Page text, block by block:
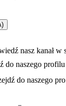
- otwiera się w nowej
nasz kanał w
nowej karcie
do naszego
- otwiera się w nowej
do naszego